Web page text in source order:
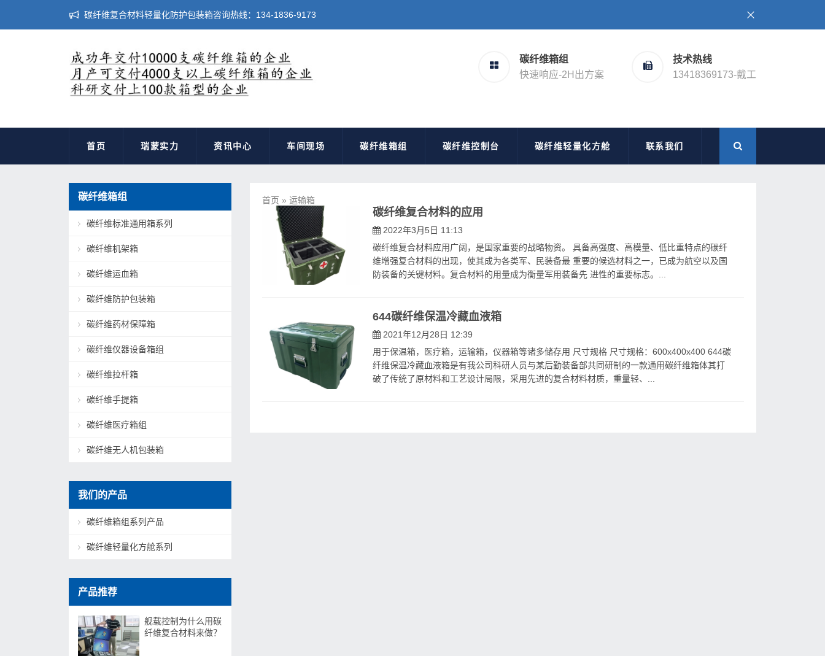
碳纤维复合材料轻量化防护包装箱咨询热线：134-1836-9173
碳纤维箱组
快速响应-2H出方案
技术热线
13418369173-戴工
首页 瑞蒙实力 资讯中心 车间现场 碳纤维箱组 碳纤维控制台 碳纤维轻量化方舱 联系我们
首页 » 运输箱
碳纤维复合材料的应用
2022年3月5日 11:13
碳纤维复合材料应用广阔，是国家重要的战略物资。 具备高强度、高模量、低比重特点的碳纤
维增强复合材料的出现，使其成为各类军、民装备最 重要的候选材料之一，已成为航空以及国
防装备的关键材料。复合材料的用量成为衡量军用装备先 进性的重要标志。...
644碳纤维保温冷藏血液箱
2021年12月28日 12:39
用于保温箱，医疗箱，运输箱，仪器箱等诸多储存用 尺寸规格 尺寸规格：600x400x400 644碳
纤维保温冷藏血液箱是有我公司科研人员与某后勤装备部共同研制的一款通用碳纤维箱体其打
破了传统了原材料和工艺设计局限，采用先进的复合材料材质，重量轻、...
碳纤维箱组
碳纤维标准通用箱系列
碳纤维机架箱
碳纤维运血箱
碳纤维防护包装箱
碳纤维药材保障箱
碳纤维仪器设备箱组
碳纤维拉杆箱
碳纤维手提箱
碳纤维医疗箱组
碳纤维无人机包装箱
我们的产品
碳纤维箱组系列产品
碳纤维轻量化方舱系列
产品推荐
舰载控制为什么用碳
纤维复合材料来做？